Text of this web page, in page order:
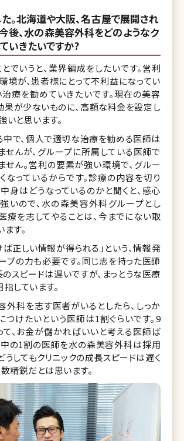
。北海道や大阪、名古屋で展開され
後、水の森美容外科をどのようなク
いきたいですか?
でいうと、業界編成をしたいです。営利
境が、患者様にとって不利益になってい
治療を勧めていきたいです。現在の美容
果が少ないものに、高額な料金を設定し
と思います。
中で、個人で適切な治療を勧める医師は
せんが、グループに所属している医師で
せん。営利の要素が強い環境で、グルー
なっているからです。診療の内容を切り
身はどうなっているのかと聞くと、感心
いので、水の森美容外科グループとし
療を志してやることは、今までにない取
す。
ば正しい情報が得られる」という、情報発
プの力も必要です。同じ志を持った医師
スピードは遅いですが、まっとうな医療
しています。
外科を志す医者がいるとしたら、しっか
つけたいという医師は1割ぐらいです。9
て、お金が儲かればいいと考える医師ば
中の1割の医師を水の森美容外科は採用
うしてもクリニックの成長スピードは遅く
精鋭だとは思います。